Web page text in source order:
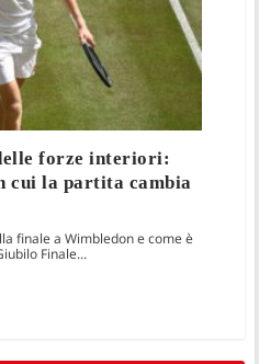
forze interiori:
cui la partita cambia
finale a Wimbledon e come è
Finale...